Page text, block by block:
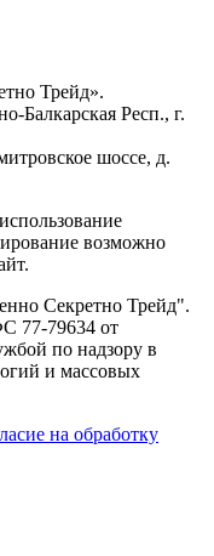
Трейд».
Балкарская Респ., г.
шоссе, д.
возможно
Секретно Трейд".
77-79634 от
по надзору в
и массовых
на обработку